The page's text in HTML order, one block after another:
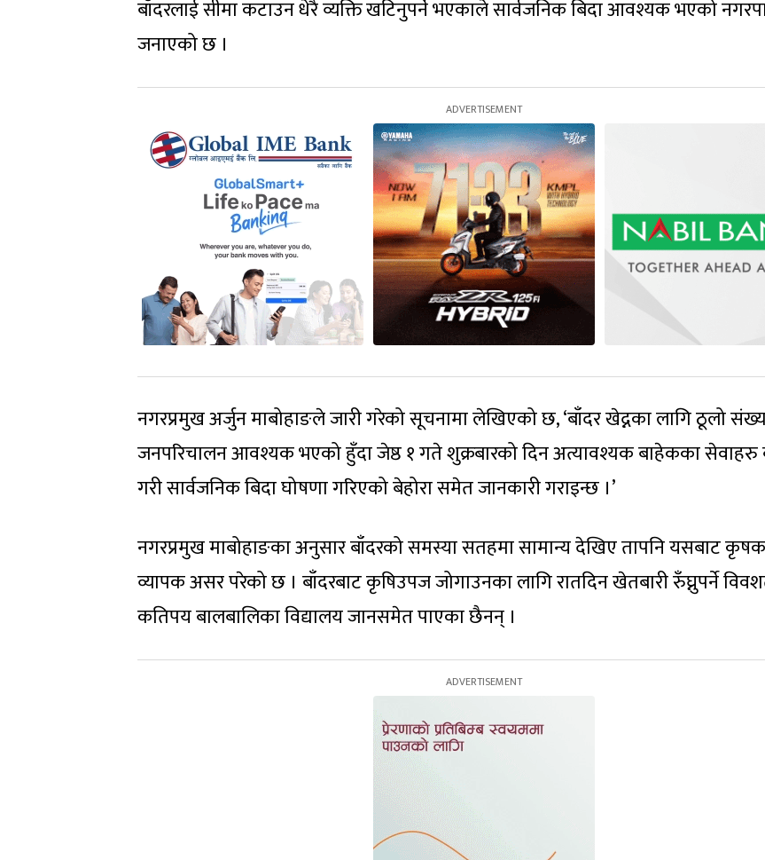
बाँदरलाई सीमा कटाउन धेरै व्यक्ति खटिनुपर्ने भएकाले सार्वजनिक बिदा आवश्यक भएको
जनाएको छ ।
नगरप्रमुख अर्जुन माबोहाङले जारी गरेको सूचनामा लेखिएको छ, ‘बाँदर खेद्नका लागि ठूलो
जनपरिचालन आवश्यक भएको हुँदा जेष्ठ १ गते शुक्रबारको दिन अत्यावश्यक बाहेकका सेवाहरु
गरी सार्वजनिक बिदा घोषणा गरिएको बेहोरा समेत जानकारी गराइन्छ ।’
नगरप्रमुख माबोहाङका अनुसार बाँदरको समस्या सतहमा सामान्य देखिए तापनि यसबाट कृषक
व्यापक असर परेको छ । बाँदरबाट कृषिउपज जोगाउनका लागि रातदिन खेतबारी रुँघ्नुपर्ने
कतिपय बालबालिका विद्यालय जानसमेत पाएका छैनन् ।